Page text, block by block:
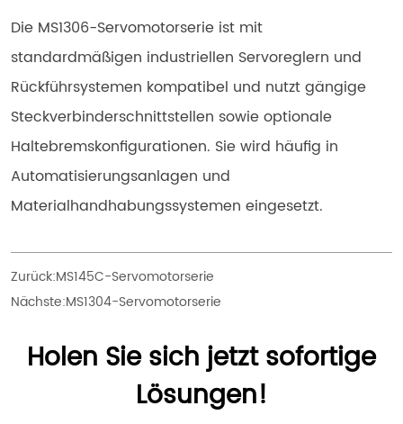
Die MS1306-Servomotorserie ist mit
standardmäßigen industriellen Servoreglern und
Rückführsystemen kompatibel und nutzt gängige
Steckverbinderschnittstellen sowie optionale
Haltebremskonfigurationen. Sie wird häufig in
Automatisierungsanlagen und
Materialhandhabungssystemen eingesetzt.
Zurück:MS145C-Servomotorserie
Nächste:MS1304-Servomotorserie
Holen Sie sich jetzt sofortige
Lösungen!